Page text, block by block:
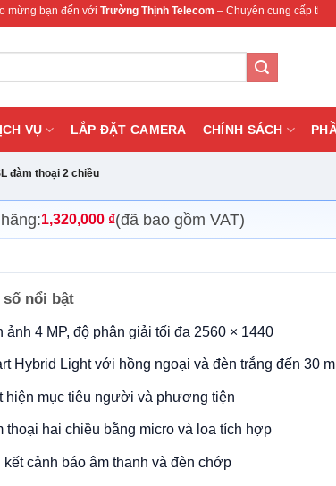
đến vớiTrường Thịnh Telecom– Chuyên cung cấp thiết bị mạng &
VỤ LẮP ĐẶT CAMERA CHÍNH SÁCH
đàm thoại 2 chiều
1,320,000 ₫(đã bao gồm VAT)
số nổi bật
ảnh 4 MP, độ phân giải tối đa 2560 × 1440
Hybrid Light với hồng ngoại và đèn trắng đến 30 m
hiện mục tiêu người và phương tiện
thoại hai chiều bằng micro và loa tích hợp
kết cảnh báo âm thanh và đèn chớp